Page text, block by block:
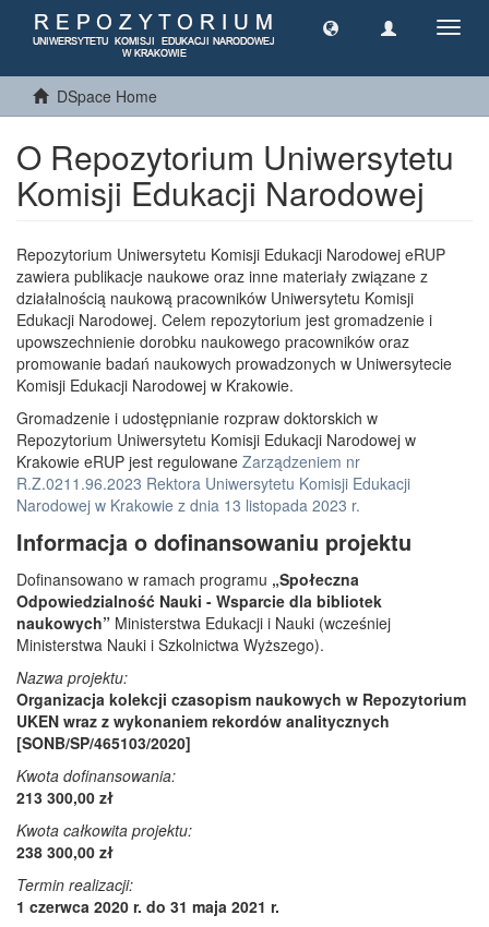
DSpace Home
O Repozytorium Uniwersytetu
Komisji Edukacji Narodowej
Repozytorium Uniwersytetu Komisji Edukacji Narodowej eRUP
zawiera publikacje naukowe oraz inne materiały związane z
działalnością naukową pracowników Uniwersytetu Komisji
Edukacji Narodowej. Celem repozytorium jest gromadzenie i
upowszechnienie dorobku naukowego pracowników oraz
promowanie badań naukowych prowadzonych w Uniwersytecie
Komisji Edukacji Narodowej w Krakowie.
Gromadzenie i udostępnianie rozpraw doktorskich w
Repozytorium Uniwersytetu Komisji Edukacji Narodowej w
Krakowie eRUP jest regulowane Zarządzeniem nr
R.Z.0211.96.2023 Rektora Uniwersytetu Komisji Edukacji
Narodowej w Krakowie z dnia 13 listopada 2023 r.
Informacja o dofinansowaniu projektu
Dofinansowano w ramach programu „Społeczna
Odpowiedzialność Nauki - Wsparcie dla bibliotek
naukowych” Ministerstwa Edukacji i Nauki (wcześniej
Ministerstwa Nauki i Szkolnictwa Wyższego).
Nazwa projektu:
Organizacja kolekcji czasopism naukowych w Repozytorium
UKEN wraz z wykonaniem rekordów analitycznych
[SONB/SP/465103/2020]
Kwota dofinansowania:
213 300,00 zł
Kwota całkowita projektu:
238 300,00 zł
Termin realizacji:
1 czerwca 2020 r. do 31 maja 2021 r.